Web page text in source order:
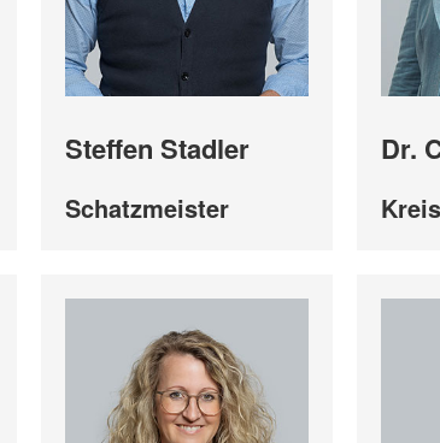
Steffen Stadler
Schatzmeister
Dr.